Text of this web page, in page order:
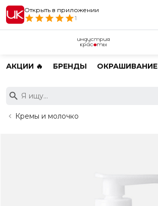
Открыть в приложении
1
АКЦИИ 🔥 БРЕНДЫ ОКРАШИВАНИЕ
Кремы и молочко